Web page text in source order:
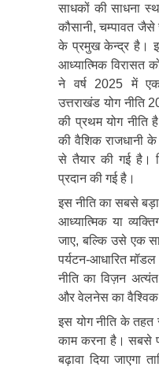
साधकों की साधना
कौसानी, चम्पावत
के प्रमुख केन्द्र है।
आध्यात्मिक विरासत
ने वर्ष 2025 में एक
उत्तराखंड योग नीति
की प्रथम योग नीति
की वैशिक राजधानी
से तैयार की गई है।
प्रदान की गई है।
इस नीति का सबसे
आध्यात्मिक या
जाए, बल्कि उसे एक
पर्यटन-आधारित
नीति का विज़न
और वेलनेस का वैश्विक
इस योग नीति के तहत
काम करना है। सबसे
बढ़ावा दिया जाएगा